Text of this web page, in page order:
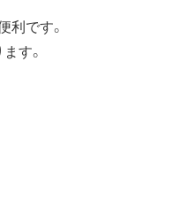
利です。
す。